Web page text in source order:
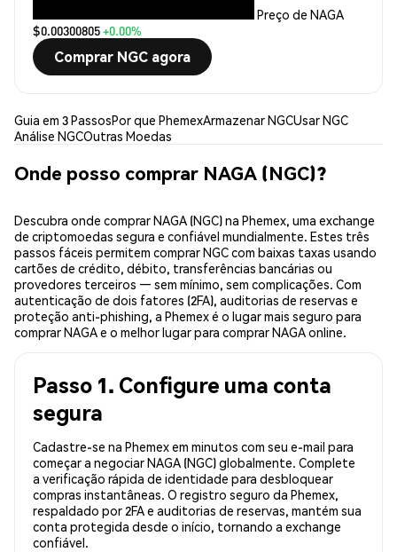
Preço de NAGA
$0.00300805+0.00%
Comprar NGC agora
Guia em 3 PassosPor que PhemexArmazenar NGCUsar NGC
Análise NGCOutras Moedas
Onde posso comprar NAGA (NGC)?
Descubra onde comprar NAGA (NGC) na Phemex, uma exchange
de criptomoedas segura e confiável mundialmente. Estes três
passos fáceis permitem comprar NGC com baixas taxas usando
cartões de crédito, débito, transferências bancárias ou
provedores terceiros — sem mínimo, sem complicações. Com
autenticação de dois fatores (2FA), auditorias de reservas e
proteção anti-phishing, a Phemex é o lugar mais seguro para
comprar NAGA e o melhor lugar para comprar NAGA online.
Passo 1. Configure uma conta
segura
Cadastre-se na Phemex em minutos com seu e-mail para
começar a negociar NAGA (NGC) globalmente. Complete
a verificação rápida de identidade para desbloquear
compras instantâneas. O registro seguro da Phemex,
respaldado por 2FA e auditorias de reservas, mantém sua
conta protegida desde o início, tornando a exchange
confiável.